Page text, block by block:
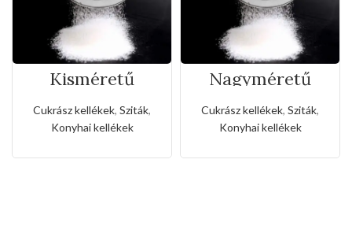
Kisméretű
rozsdamentes
liszt,porcukor
szóró
Cukrász kellékek, Sziták,
Konyhai kellékek
Nagyméretű
rozsdamentes
liszt,porcukor
szóró
Cukrász kellékek, Sziták,
Konyhai kellékek